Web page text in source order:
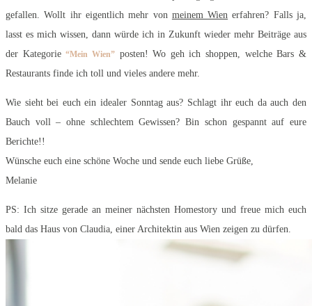
gefallen. Wollt ihr eigentlich mehr von meinem Wien erfahren? Falls ja,
lasst es mich wissen, dann würde ich in Zukunft wieder mehr Beiträge aus
der Kategorie“Mein Wien”posten! Wo geh ich shoppen, welche Bars &
Restaurants finde ich toll und vieles andere mehr.
Wie sieht bei euch ein idealer Sonntag aus? Schlagt ihr euch da auch den
Bauch voll – ohne schlechtem Gewissen? Bin schon gespannt auf eure
Berichte!!
Wünsche euch eine schöne Woche und sende euch liebe Grüße,
Melanie
PS: Ich sitze gerade an meiner nächsten Homestory und freue mich euch
bald das Haus von Claudia, einer Architektin aus Wien zeigen zu dürfen.